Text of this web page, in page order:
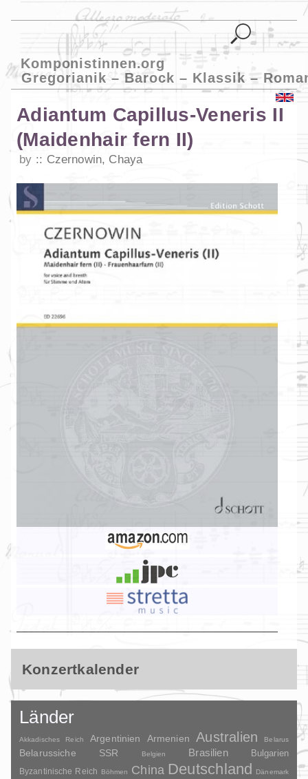
Komponistinnen.org
Gregorianik – Barock – Klassik –
Adiantum Capillus-Veneris II
(Maidenhair fern II)
by Czernowin, Chaya
Konzertkalender
Länder
Akkadisches Reich Argentinien Armenien Australien Belarus
Belarussiche SSR Belgien Brasilien Bulgarien
Byzantinische Reich Böhmen China Deutschland Dänemark